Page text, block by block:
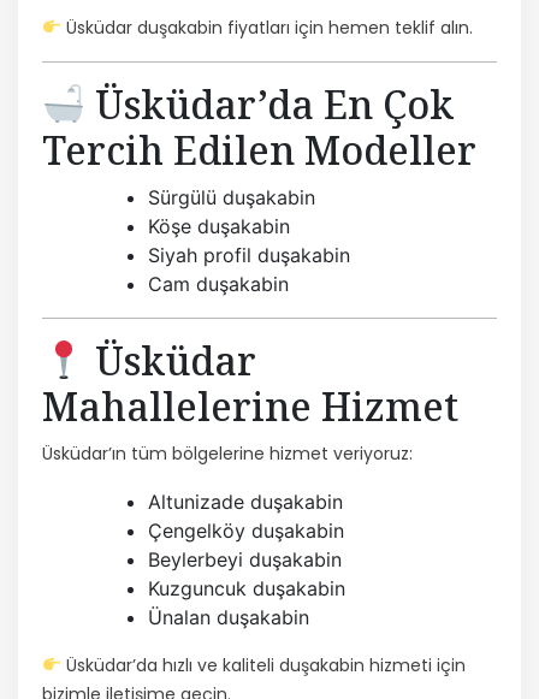
Üsküdar duşakabin fiyatları için hemen teklif alın.
Üsküdar’da En Çok
Tercih Edilen Modeller
Sürgülü duşakabin
Köşe duşakabin
Siyah profil duşakabin
Cam duşakabin
Üsküdar
Mahallelerine Hizmet
Üsküdar’ın tüm bölgelerine hizmet veriyoruz:
Altunizade duşakabin
Çengelköy duşakabin
Beylerbeyi duşakabin
Kuzguncuk duşakabin
Ünalan duşakabin
Üsküdar’da hızlı ve kaliteli duşakabin hizmeti için
bizimle iletişime geçin.